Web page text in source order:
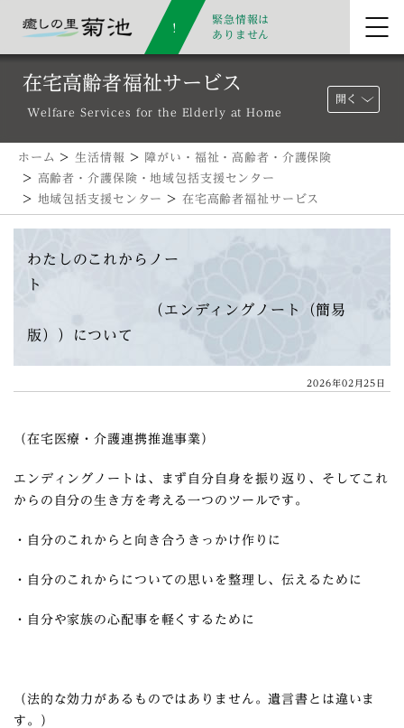
緊急情報は
ありません
在宅高齢者福祉サービス
Welfare Services for the Elderly at Home
開く
ホーム >生活情報 >
障がい・福祉・高齢者・介護保険
> 高齢者・介護保険・地域包括支援センター
> 地域包括支援センター > 在宅高齢者福祉サービス
わたしのこれからノー
ト
（エンディングノート（簡易
版））について
2026年02月25日
（在宅医療・介護連携推進事業）
エンディングノートは、まず自分自身を振り返り、そしてこれ
からの自分の生き方を考える一つのツールです。
・自分のこれからと向き合うきっかけ作りに
・自分のこれからについての思いを整理し、伝えるために
・自分や家族の心配事を軽くするために
（法的な効力があるものではありません。遺言書とは違いま
す。）